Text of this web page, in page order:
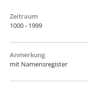
Zeitraum
1000 - 1999
Anmerkung
mit Namensregister